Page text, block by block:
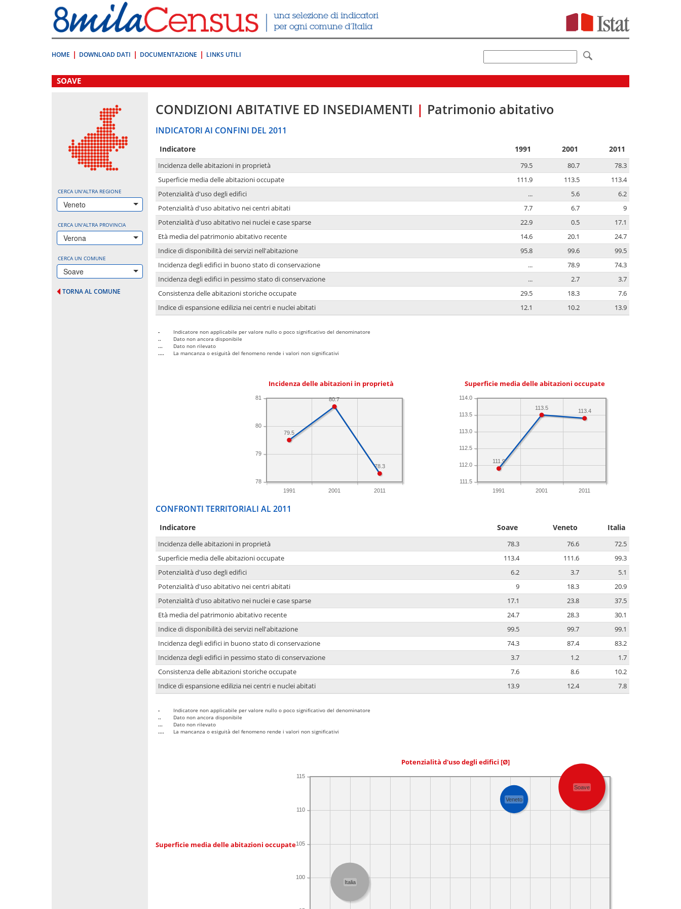
direttamente
a:
Contenuto
HOME DOWNLOAD DATI DOCUMENTAZIONE LINKS UTILI
.
SOAVE
CERCA UN'ALTRA REGIONE
Veneto
CERCA UN'ALTRA PROVINCIA
Verona
CERCA UN COMUNE
Soave
TORNA AL COMUNE
CONDIZIONI ABITATIVE ED INSEDIAMENTI | Patrimonio abitativo
INDICATORI AI CONFINI DEL 2011
Indicatore 1991 2001 2011
Incidenza delle abitazioni in proprietà 79.5 80.7
78.3
Superficie media delle abitazioni occupate
111.9 113.5
113.4
Potenzialità d'uso degli edifici
... 5.6
6.2
Potenzialità d'uso abitativo nei centri abitati
7.7 6.7
9
Potenzialità d'uso abitativo nei nuclei e case sparse
22.9 0.5
17.1
Età media del patrimonio abitativo recente
14.6 20.1
24.7
Indice di disponibilità dei servizi nell'abitazione
95.8 99.6
99.5
Incidenza degli edifici in buono stato di conservazione
... 78.9
74.3
Incidenza degli edifici in pessimo stato di conservazione
... 2.7
3.7
Consistenza delle abitazioni storiche occupate
29.5 18.3
7.6
Indice di espansione edilizia nei centri e nuclei abitati
12.1 10.2 13.9
-
Indicatore non applicabile per valore nullo o poco significativo del denominatore
..
Dato non ancora disponibile
...
Dato non rilevato
....
La mancanza o esiguità del fenomeno rende i valori non significativi
Incidenza delle abitazioni in proprietà
1991 2001 2011
78
79
80
81
78.3
80.7
79.5
Superficie media delle abitazioni occupate
1991 2001 2011
111.5
112.0
112.5
113.0
113.5
114.0
113.4
113.5
111.9
CONFRONTI TERRITORIALI AL 2011
Indicatore Soave Veneto Italia
Incidenza delle abitazioni in proprietà 78.3 76.6
72.5
Superficie media delle abitazioni occupate
113.4 111.6
99.3
Potenzialità d'uso degli edifici
6.2 3.7
5.1
Potenzialità d'uso abitativo nei centri abitati
9 18.3
20.9
Potenzialità d'uso abitativo nei nuclei e case sparse
17.1 23.8
37.5
Età media del patrimonio abitativo recente
24.7 28.3
30.1
Indice di disponibilità dei servizi nell'abitazione
99.5 99.7
99.1
Incidenza degli edifici in buono stato di conservazione
74.3 87.4
83.2
Incidenza degli edifici in pessimo stato di conservazione
3.7 1.2
1.7
Consistenza delle abitazioni storiche occupate
7.6 8.6
10.2
Indice di espansione edilizia nei centri e nuclei abitati
13.9 12.4 7.8
-
Indicatore non applicabile per valore nullo o poco significativo del denominatore
..
Dato non ancora disponibile
...
Dato non rilevato
....
La mancanza o esiguità del fenomeno rende i valori non significativi
Potenzialità d'uso degli edifici [Ø]
Superficie media delle abitazioni occupate
100
105
110
115
Soave
Italia
Veneto